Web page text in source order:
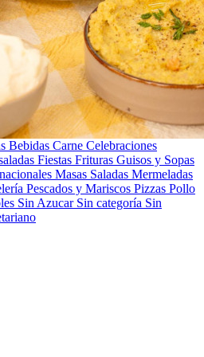
Bebidas Carne Celebraciones
Fiestas Frituras Guisos y Sopas
Masas Saladas Mermeladas
Pescados y Mariscos Pizzas Pollo
Sin Azucar Sin categoría Sin